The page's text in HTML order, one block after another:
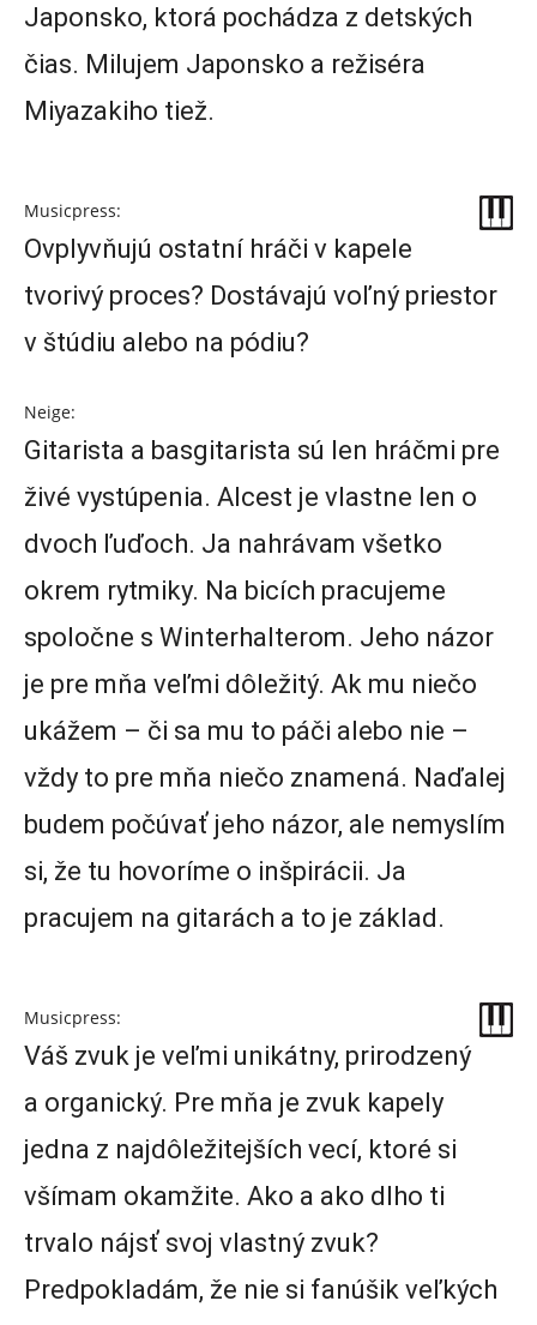
Japonsko, ktorá pochádza z detských
čias. Milujem Japonsko a režiséra
Miyazakiho tiež.
Musicpress:
Ovplyvňujú ostatní hráči v kapele
tvorivý proces? Dostávajú voľný priestor
v štúdiu alebo na pódiu?
Neige:
Gitarista a basgitarista sú len hráčmi pre
živé vystúpenia. Alcest je vlastne len o
dvoch ľuďoch. Ja nahrávam všetko
okrem rytmiky. Na bicích pracujeme
spoločne s Winterhalterom. Jeho názor
je pre mňa veľmi dôležitý. Ak mu niečo
ukážem – či sa mu to páči alebo nie –
vždy to pre mňa niečo znamená. Naďalej
budem počúvať jeho názor, ale nemyslím
si, že tu hovoríme o inšpirácii. Ja
pracujem na gitarách a to je základ.
Musicpress:
Váš zvuk je veľmi unikátny, prirodzený
a organický. Pre mňa je zvuk kapely
jedna z najdôležitejších vecí, ktoré si
všímam okamžite. Ako a ako dlho ti
trvalo nájsť svoj vlastný zvuk?
Predpokladám, že nie si fanúšik veľkých